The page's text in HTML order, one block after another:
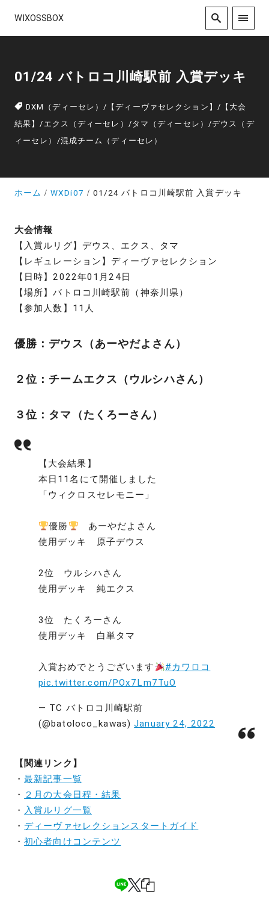
WIXOSSBOX
01/24 バトロコ川崎駅前 入賞デッキ
DXM（ディーセレ）/ 【ディーヴァセレクション】 / 【大会
結果】/ エクス（ディーセレ） /タマ（ディーセレ） /デウス（デ
ィーセレ） /混成チーム（ディーセレ）
ホーム WXDi07 01/24 バトロコ川崎駅前 入賞デッキ
大会情報
【入賞ルリグ】デウス、エクス、タマ
【レギュレーション】ディーヴァセレクション
【日時】2022年01月24日
【場所】バトロコ川崎駅前（神奈川県）
【参加人数】11人
優勝：デウス（あーやだよさん）
２位：チームエクス（ウルシハさん）
３位：タマ（たくろーさん）
【大会結果】
本日11名にて開催しました
「ウィクロスセレモニー」
優勝
あーやだよさん
使用デッキ 原子デウス
2位 ウルシハさん
使用デッキ 純エクス
3位 たくろーさん
使用デッキ 白単タマ
入賞おめでとうございます
#カワロコ
pic.twitter.com/POx7Lm7TuO
— TC バトロコ川崎駅前
(@batoloco_kawas)January 24, 2022
【関連リンク】
・最新記事一覧
・
２月の大会日程・結果
・ 入賞ルリグ一覧
・ ディーヴァセレクションスタートガイド
・初心者向けコンテンツ